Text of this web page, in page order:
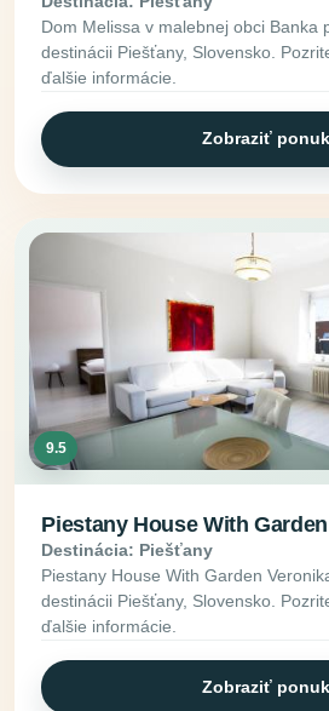
Dom Melissa v malebnej obci Banka
destinácii Piešťany, Slovensko.
ďalšie informácie.
Zobraziť
9.5
Piestany House With
Destinácia: Piešťany
Piestany House With Garden
destinácii Piešťany, Slovensko.
ďalšie informácie.
Zobraziť